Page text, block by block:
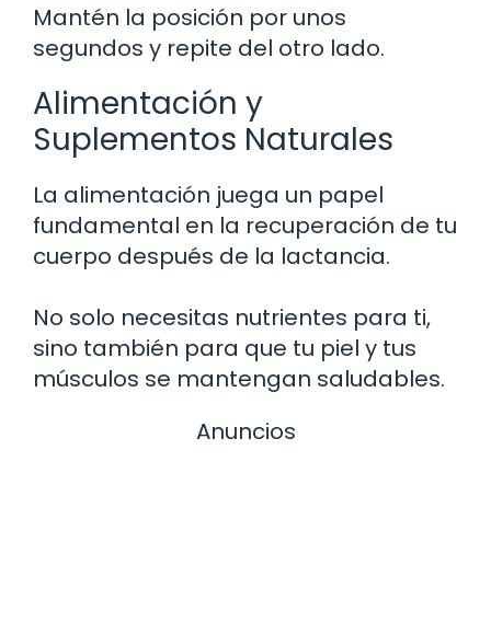
Mantén la posición por unos
segundos y repite del otro lado.
Alimentación y
Suplementos Naturales
La alimentación juega un papel
fundamental en la recuperación de tu
cuerpo después de la lactancia.
No solo necesitas nutrientes para ti,
sino también para que tu piel y tus
músculos se mantengan saludables.
Anuncios